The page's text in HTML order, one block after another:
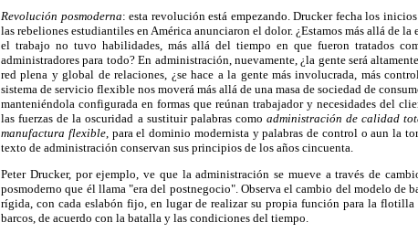
Revolución posmoderna: esta revolución está empezando. Drucker fecha los
las rebeliones estudiantiles en América anunciaron el dolor. ¿Estamos más allá de
el trabajo no tuvo habilidades, más allá del tiempo en que fueron tratados
administradores para todo? En administración, nuevamente, ¿la gente será
red plena y global de relaciones, ¿se hace a la gente más involucrada, más
sistema de servicio flexible nos moverá más allá de una masa de sociedad de
manteniéndola configurada en formas que reúnan trabajador y necesidades del
las fuerzas de la oscuridad a sustituir palabras como administración de calidad
manufactura flexible, para el dominio modernista y palabras de control o aun la
texto de administración conservan sus principios de los años cincuenta.
Peter Drucker, por ejemplo, ve que la administración se mueve a través de
posmoderno que él llama "era del postnegocio". Observa el cambio del modelo de
rígida, con cada eslabón fijo, en lugar de realizar su propia función para la
barcos, de acuerdo con la batalla y las condiciones del tiempo.